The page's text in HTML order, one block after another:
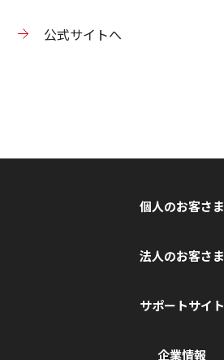
公式サイトへ
個人のお客さま
法人のお客さま
サポートサイト
企業情報